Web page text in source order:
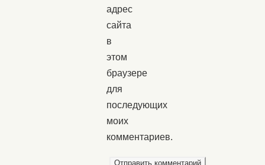
адрес
сайта
в
этом
браузере
для
последующих
моих
комментариев.